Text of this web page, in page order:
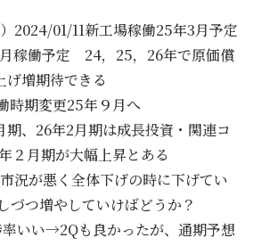
2024/01/11新工場稼働25年3月予定
稼働予定 24，25，26年で原価償
増期待できる
時期変更25年９月へ
、26年2月期は成長投資・関連コ
２月期が大幅上昇とある
況が悪く全体下げの時に下げてい
づつ増やしていけばどうか？
いい→2Qも良かったが、通期予想